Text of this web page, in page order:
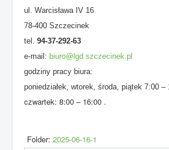
ul. Warcisława IV 16
78-400 Szczecinek
tel. 94-37-292-63
e-mail: biuro@lgd.szczecinek.pl
godziny pracy biura:
poniedziałek, wtorek, środa, piątek 7:00 –
czwartek: 8:00 – 16:00 .
Folder: 2025-06-16-1